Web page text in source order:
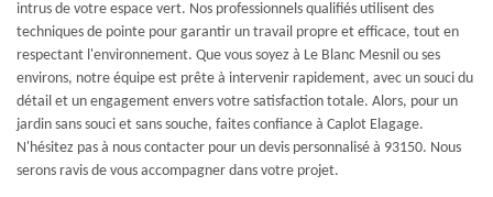
intrus de votre espace vert. Nos professionnels qualifiés utilisent des
techniques de pointe pour garantir un travail propre et efficace, tout en
respectant l'environnement. Que vous soyez à Le Blanc Mesnil ou ses
environs, notre équipe est prête à intervenir rapidement, avec un souci du
détail et un engagement envers votre satisfaction totale. Alors, pour un
jardin sans souci et sans souche, faites confiance à Caplot Elagage.
N'hésitez pas à nous contacter pour un devis personnalisé à 93150. Nous
serons ravis de vous accompagner dans votre projet.